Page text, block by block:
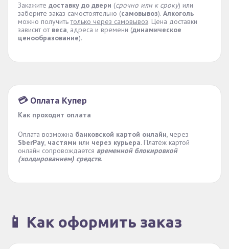
Закажите доставку до двери (срочно или к сроку) или
заберите заказ самостоятельно (самовывоз). Алкоголь
можно получитьтолько через самовывоз. Цена доставки
зависит от веса, адреса и времени (динамическое
ценообразование).
💳 Оплата Купер
Как проходит оплата
Оплата возможна банковской картой онлайн, через
SberPay, частями или через курьера. Платёж картой
онлайн сопровождается временной блокировкой
(холдированием) средств.
📱 Как оформить заказ